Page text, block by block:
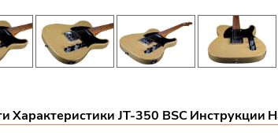
Характеристики JT-350 BSCИнструкции